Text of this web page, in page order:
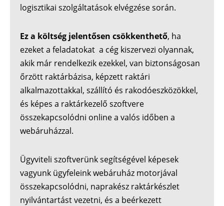
logisztikai szolgáltatások elvégzése során.
Ez a költség jelentősen csökkenthető, ha
ezeket a feladatokat a cég kiszervezi olyannak,
akik már rendelkezik ezekkel, van biztonságosan
őrzött raktárbázisa, képzett raktári
alkalmazottakkal, szállító és rakodóeszközökkel,
és képes a raktárkezelő szoftvere
összekapcsolódni online a valós időben a
webáruházzal.
Ügyviteli szoftverünk segítségével képesek
vagyunk ügyfeleink webáruház motorjával
összekapcsolódni, naprakész raktárkészlet
nyilvántartást vezetni, és a beérkezett